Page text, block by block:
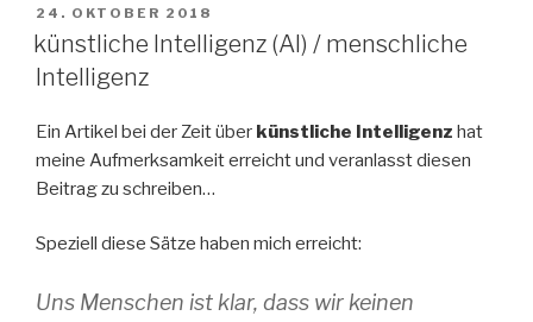
e
b
o
o
k
er
VERÖFFENTLICHT
AM
24. OKTOBER 2018
künstliche Intelligenz (AI) / menschliche
Intelligenz
Ein Artikel bei der Zeit über künstliche Intelligenz hat
meine Aufmerksamkeit erreicht und veranlasst diesen
Beitrag zu schreiben…
Speziell diese Sätze haben mich erreicht:
Uns Menschen ist klar, dass wir keinen